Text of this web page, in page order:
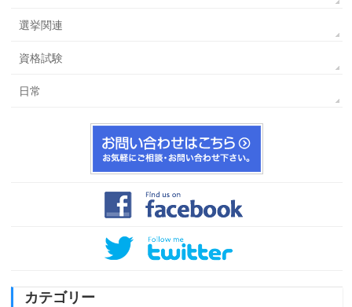
選挙関連
資格試験
日常
カテゴリー